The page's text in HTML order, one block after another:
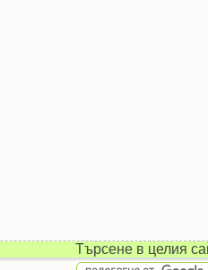
Търсене в целия